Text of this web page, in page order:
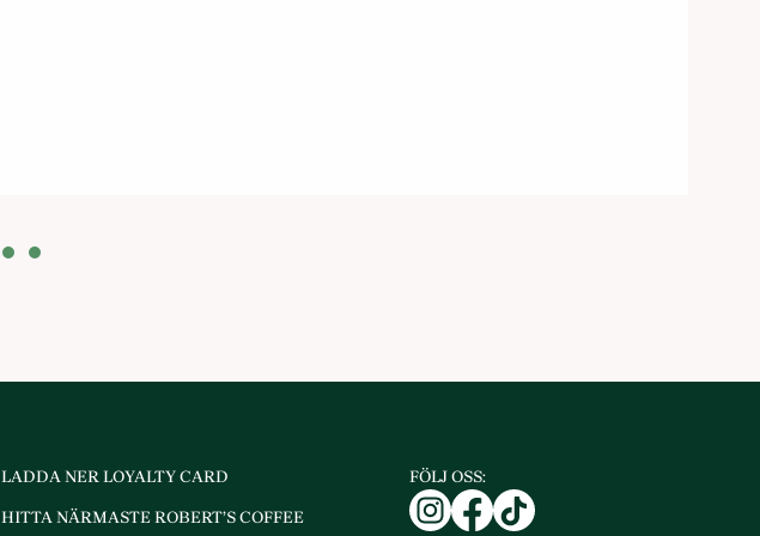
LADDA NER LOYALTY CARD
HITTA NÄRMASTE ROBERT’S COFFEE
FÖLJ OSS: